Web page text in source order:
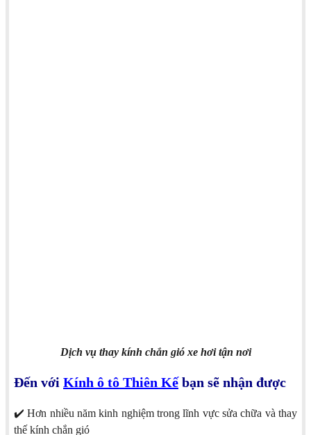
Dịch vụ thay kính chắn gió xe hơi tận nơi
Đến với Kính ô tô Thiên Kếbạn sẽ nhận được
✔️ Hơn nhiều năm kinh nghiệm trong lĩnh vực sửa chữa và thay
thế kính chắn gió